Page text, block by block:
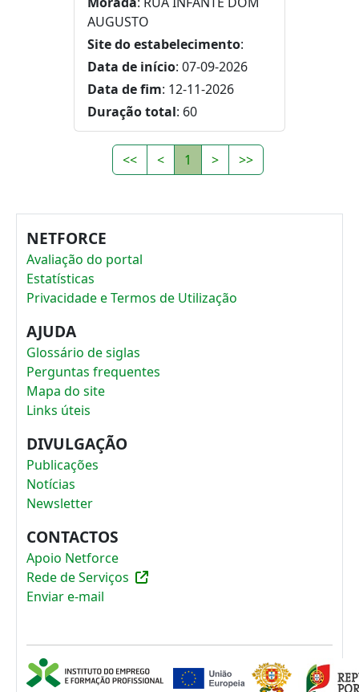
AUGUSTO
Site do estabelecimento:
Data de início: 07-09-2026
Data de fim: 12-11-2026
Duração total: 60
<< < 1 > >>
NETFORCE
Avaliação do portal
Estatísticas
Privacidade e Termos de Utilização
AJUDA
Glossário de siglas
Perguntas frequentes
Mapa do site
Links úteis
DIVULGAÇÃO
Publicações
Notícias
Newsletter
CONTACTOS
Apoio Netforce
Rede de Serviços
Enviar e-mail